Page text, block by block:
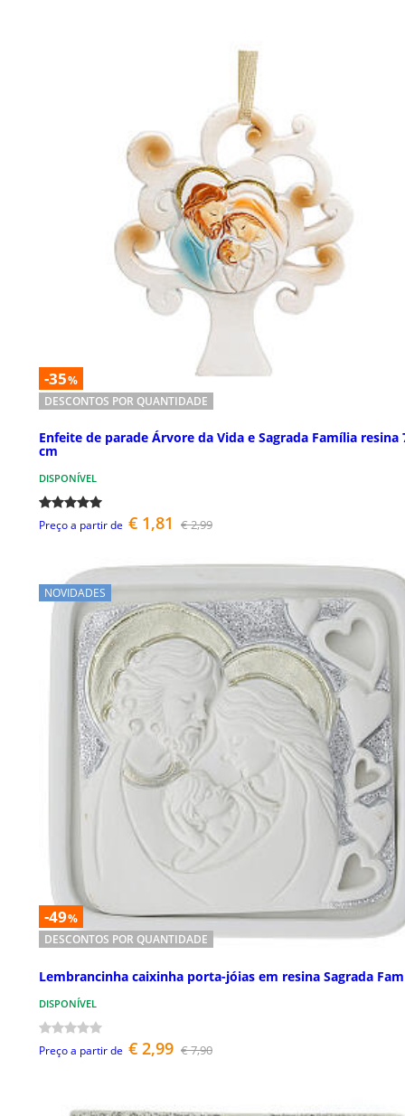
-35%
DESCONTOS POR QUANTIDADE
Enfeite de parade Árvore da Vida e Sagrada Família resina
cm
DISPONÍVEL
Preço a partir de € 1,81 € 2,99
NOVIDADES
-49%
DESCONTOS POR QUANTIDADE
Lembrancinha caixinha porta-jóias em resina Sagrada
DISPONÍVEL
Preço a partir de € 2,99 € 7,90